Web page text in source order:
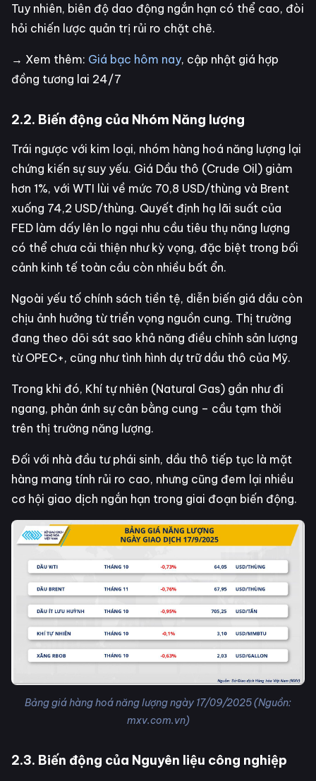
Tuy nhiên, biên độ dao động ngắn hạn có thể cao, đòi
hỏi chiến lược quản trị rủi ro chặt chẽ.
→ Xem thêm: Giá bạc hôm nay, cập nhật giá hợp
đồng tương lai 24/7
2.2. Biến động của Nhóm Năng lượng
Trái ngược với kim loại, nhóm hàng hoá năng lượng lại
chứng kiến sự suy yếu. Giá Dầu thô (Crude Oil) giảm
hơn 1%, với WTI lùi về mức 70,8 USD/thùng và Brent
xuống 74,2 USD/thùng. Quyết định hạ lãi suất của
FED làm dấy lên lo ngại nhu cầu tiêu thụ năng lượng
có thể chưa cải thiện như kỳ vọng, đặc biệt trong bối
cảnh kinh tế toàn cầu còn nhiều bất ổn.
Ngoài yếu tố chính sách tiền tệ, diễn biến giá dầu còn
chịu ảnh hưởng từ triển vọng nguồn cung. Thị trường
đang theo dõi sát sao khả năng điều chỉnh sản lượng
từ OPEC+, cũng như tình hình dự trữ dầu thô của Mỹ.
Trong khi đó, Khí tự nhiên (Natural Gas) gần như đi
ngang, phản ánh sự cân bằng cung – cầu tạm thời
trên thị trường năng lượng.
Đối với nhà đầu tư phái sinh, dầu thô tiếp tục là mặt
hàng mang tính rủi ro cao, nhưng cũng đem lại nhiều
cơ hội giao dịch ngắn hạn trong giai đoạn biến động.
Bảng giá hàng hoá năng lượng ngày 17/09/2025 (Nguồn:
mxv.com.vn)
2.3. Biến động của Nguyên liệu công nghiệp